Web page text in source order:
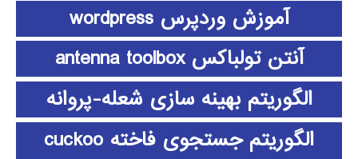
آموزش وردپرس wordpress
آنتن تولباکس antenna toolbox
الگوریتم بهینه سازی شعله-پروانه
الگوریتم جستجوی فاخته cuckoo